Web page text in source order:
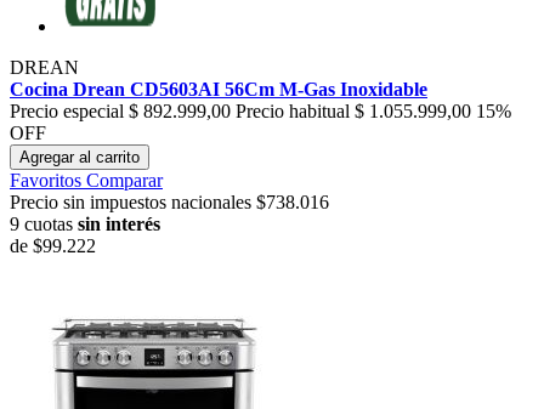
DREAN
Cocina Drean CD5603AI 56Cm M-Gas Inoxidable
Precio especial $ 892.999,00 Precio habitual $ 1.055.999,00 15%
OFF
Agregar al carrito
Favoritos Comparar
Precio sin impuestos nacionales $738.016
9 cuotas sin interés
de $99.222